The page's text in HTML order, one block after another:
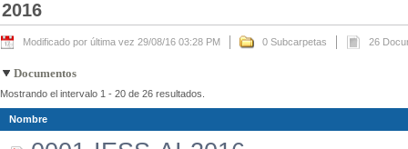
2016
Modificado por última vez 29/08/16 03:28 PM 0 Subcarpetas 26
Documentos
Mostrando el intervalo 1 - 20 de 26 resultados.
Nombre